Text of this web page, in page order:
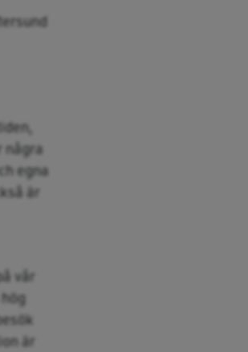
några
egna
är
vår
är